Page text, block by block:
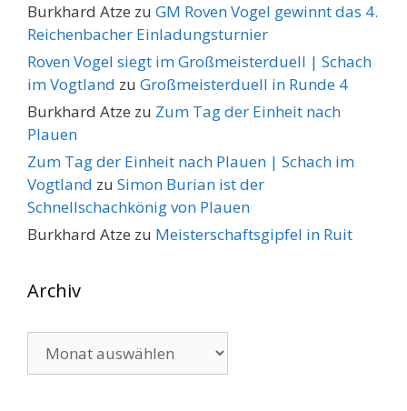
Burkhard Atze zu GM Roven Vogel gewinnt das 4.
Reichenbacher Einladungsturnier
Roven Vogel siegt im Großmeisterduell | Schach
im Vogtland zu Großmeisterduell in Runde 4
Burkhard Atze zu Zum Tag der Einheit nach
Plauen
Zum Tag der Einheit nach Plauen | Schach im
Vogtland zu Simon Burian ist der
Schnellschachkönig von Plauen
Burkhard Atze zu Meisterschaftsgipfel in Ruit
Archiv